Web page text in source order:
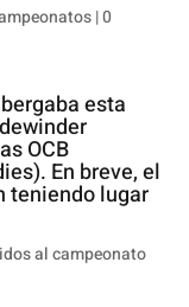
|0
esta
OCB
En breve, el
teniendo lugar
al campeonato